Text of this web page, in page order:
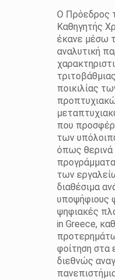
Ο Πρόεδρος
Καθηγητής
έκανε μέσω
αναλυτική
ποικιλίας
που
των
όπως θερινά
προγράμματα
των
διαθέσιμα
υποψήφιους
ψηφιακές
in Greece,
φοίτηση στα
διεθνώς